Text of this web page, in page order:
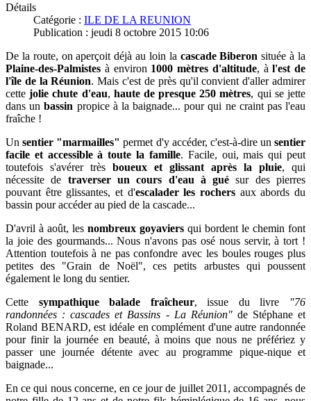
Détails
Catégorie : ILE DE LA REUNION
Publication : jeudi 8 octobre 2015 10:06
De la route, on aperçoit déjà au loin la cascade Biberon située à la
Plaine-des-Palmistes à environ 1000 mètres d'altitude, àl'est de
l'île de la Réunion.Mais c'est de près qu'il convient d'aller admirer
cettejolie chute d'eau, haute de presque 250 mètres, qui se jette
dans unbassin propice à la baignade... pour qui ne craint pas l'eau
fraîche !
Unsentier "marmailles" permet d'y accéder, c'est-à-dire un sentier
facile et accessible à toute la famille. Facile, oui, mais qui peut
toutefois s'avérer très boueux et glissant après la pluie, qui
nécessite de traverser un cours d'eau à gué sur des pierres
pouvant être glissantes, et d'escalader les rochers aux abords du
bassin pour accéder au pied de la cascade...
D'avril à août, les nombreux goyaviers qui bordent le chemin font
la joie des gourmands... Nous n'avons pas osé nous servir, à tort !
Attention toutefois à ne pas confondre avec les boules rouges plus
petites des "Grain de Noël", ces petits arbustes qui poussent
également le long du sentier.
Cette sympathique balade fraîcheur, issue du livre
"76
randonnées : cascades et Bassins - La Réunion"de Stéphane et
Roland BENARD, est idéale en complément d'une autre randonnée
pour finir la journée en beauté, à moins que nous ne préfériez y
passer une journée détente avec au programme pique-nique et
baignade...
En ce qui nous concerne, en ce jour de juillet 2011, accompagnés de